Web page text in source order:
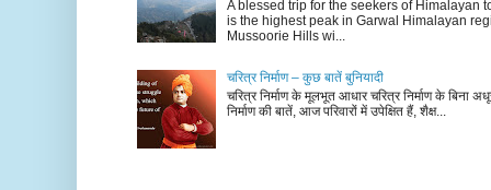
A blessed trip for the seekers of Himalayan
is the highest peak in Garwal Himalayan
Mussoorie Hills wi...
चरित्र निर्माण – कुछ बातें बुनियादी
चरित्र निर्माण के मूलभूत आधार चरित्र निर्माण के बिना
निर्माण की बातें, आज परिवारों में उपेक्षित हैं, शैक्ष...